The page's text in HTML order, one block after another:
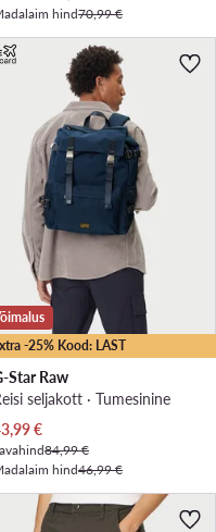
hind70,99 €
-25% Kood: LAST
Star Raw
seljakott · Tumesinine
hind
€
84,99 €
hind46,99 €